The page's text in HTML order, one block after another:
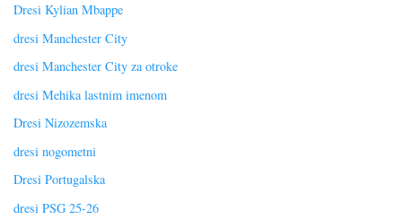
Dresi Kylian Mbappe
dresi Manchester City
dresi Manchester City za otroke
dresi Mehika lastnim imenom
Dresi Nizozemska
dresi nogometni
Dresi Portugalska
dresi PSG 25-26